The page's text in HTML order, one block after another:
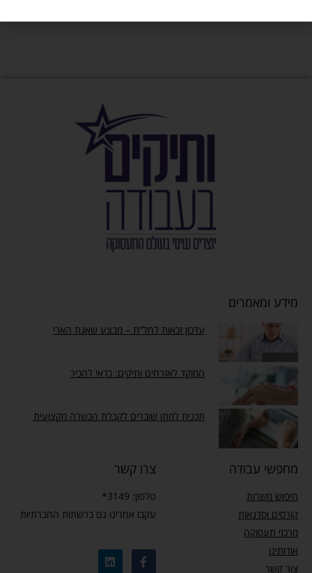
מידע ומאמרים
עדכון זכאות לחל”ת – מבצע שאגת הארי
המוקד לאזרחים ותיקים: כדאי להכיר
תכנית למתן שוברים לקבלת הכשרה מקצועית
מחפשי עבודה
חיפוש משרות
קורסים וסדנאות
מרכזי תעסוקה
אודותינו
צור קשר
צרו קשר
טלפון: 3149*
עקבו אחרינו גם ברשתות החברתיות